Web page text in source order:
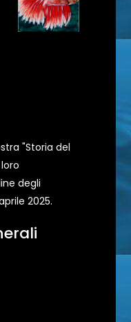
"Storia del
degli
2025.